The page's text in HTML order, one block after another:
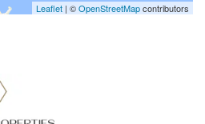
Leaflet | ©OpenStreetMapcontributors